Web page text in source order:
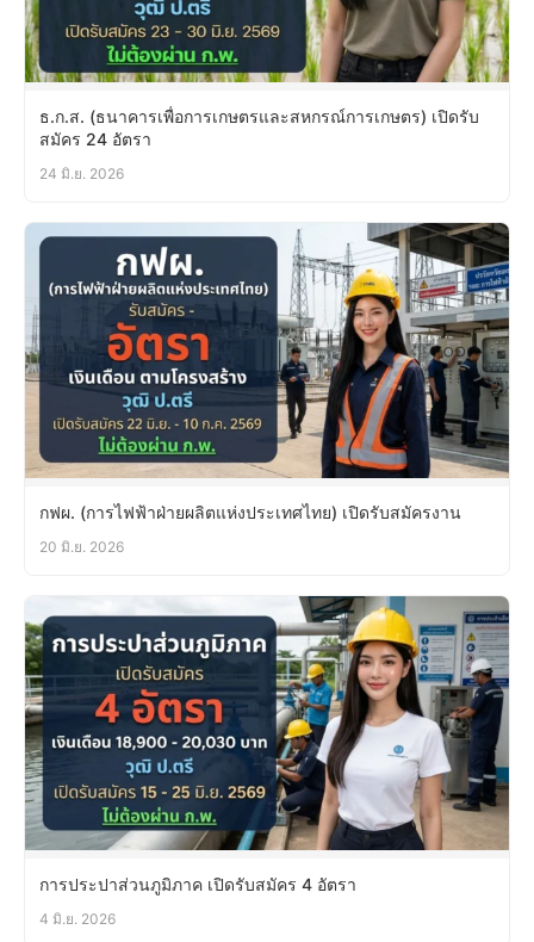
ธ.ก.ส. (ธนาคารเพื่อการเกษตรและสหกรณ์การเกษตร) เปิดรับ
สมัคร 24 อัตรา
24 มิ.ย. 2026
กฟผ. (การไฟฟ้าฝ่ายผลิตแห่งประเทศไทย) เปิดรับสมัครงาน
20 มิ.ย. 2026
การประปาส่วนภูมิภาค เปิดรับสมัคร 4 อัตรา
4 มิ.ย. 2026